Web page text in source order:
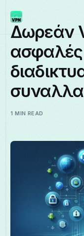
Ελληνικά
Δωρεάν
ασφαλές
1 MIN READ